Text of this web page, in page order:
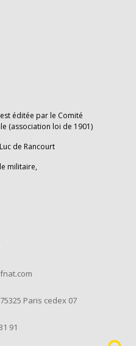
éditée par le Comité
(association loi de 1901)
de Rancourt
militaire,
Paris cedex 07
91